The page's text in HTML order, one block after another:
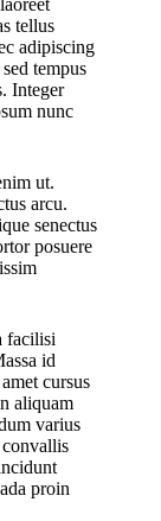
tellus
adipiscing
tempus
Integer
nunc
ut.
arcu.
senectus
posuere
facilisi
id
cursus
aliquam
varius
proin